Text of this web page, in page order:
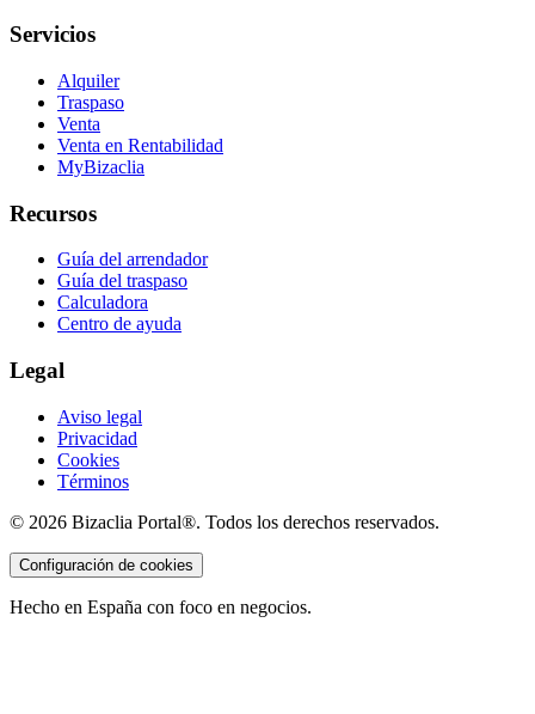
Servicios
Alquiler
Traspaso
Venta
Venta en Rentabilidad
MyBizaclia
Recursos
Guía del arrendador
Guía del traspaso
Calculadora
Centro de ayuda
Legal
Aviso legal
Privacidad
Cookies
Términos
© 2026 Bizaclia Portal®. Todos los derechos reservados.
Configuración de cookies
Hecho en España con foco en negocios.